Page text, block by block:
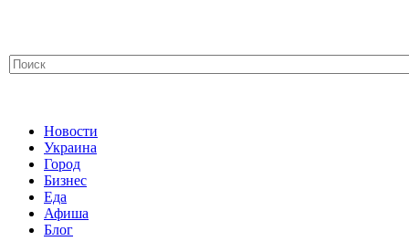
Новости
Украина
Город
Бизнес
Еда
Афиша
Блог